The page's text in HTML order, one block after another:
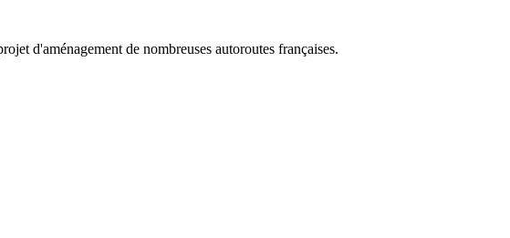
d'aménagement de nombreuses autoroutes françaises.